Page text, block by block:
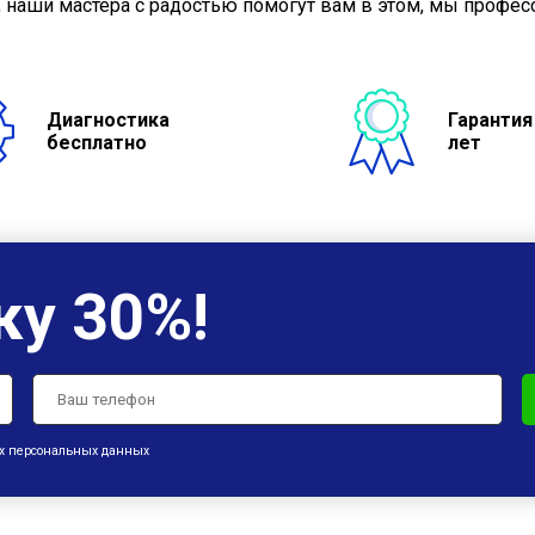
мастера с радостью помогут вам в этом, мы
Диагностика
бесплатно
лет
30%!
персональных данных